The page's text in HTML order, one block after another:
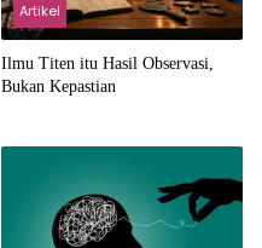
Artikel
Ilmu Titen itu Hasil Observasi,
Bukan Kepastian